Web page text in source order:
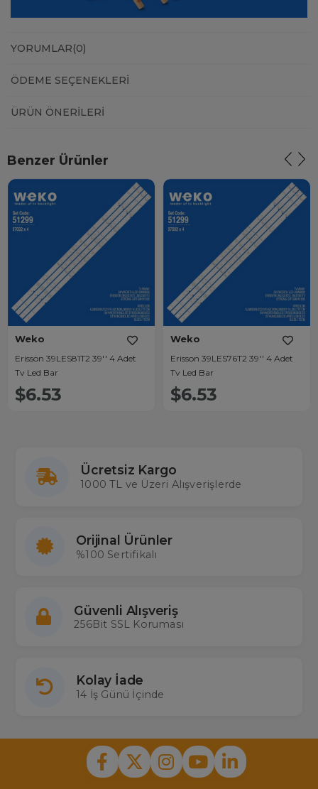
YORUMLAR(0)
ÖDEME SEÇENEKLERI
ÜRÜN ÖNERILERI
Benzer Ürünler
Weko
Erisson 39LES81T2 39'' 4 Adet
Tv Led Bar
$6.53
Weko
Erisson 39LES76T2 39'' 4 Adet
Tv Led Bar
$6.53
Ücretsiz Kargo
1000 TL ve Üzeri Alışverişlerde
Orijinal Ürünler
%100 Sertifikalı
Güvenli Alışveriş
256Bit SSL Koruması
Kolay İade
14 İş Günü İçinde